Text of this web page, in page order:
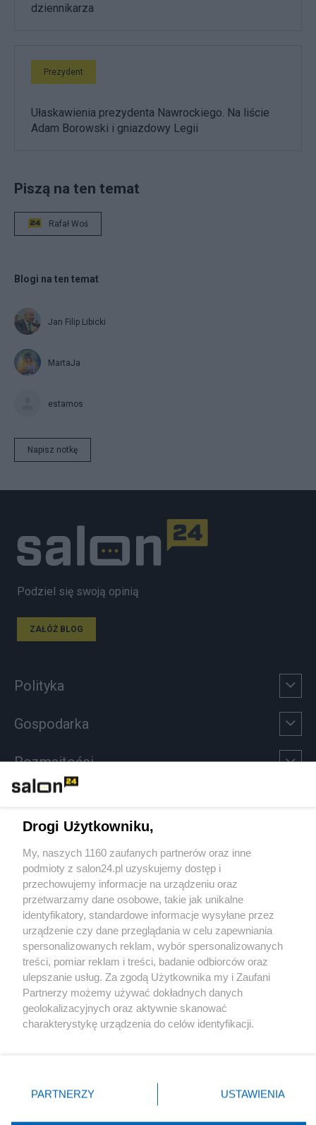
dziennikarza
Prezydent
Ułaskawienia prezydenta Nawrockiego. Na liście
Adam Borowski i gniazdowy Legii
Piszą na ten temat
Rafał Woś
Blogi na ten temat
Jan Filip Libicki
MartaJa
estamos
Napisz notkę
Podziel się swoją opinią
ZAŁÓŻ BLOG
Polityka
Gospodarka
Rozmaitości
Sport
Społeczeństwo
Kultura
X Facebook Instagram Youtube
Drogi Użytkowniku,
My, naszych 1160 zaufanych partnerów oraz inne
podmioty z salon24.pl uzyskujemy dostęp i
przechowujemy informacje na urządzeniu oraz
przetwarzamy dane osobowe, takie jak unikalne
identyfikatory, standardowe informacje wysyłane przez
urządzenie czy dane przeglądania w celu zapewniania
spersonalizowanych reklam, wybór spersonalizowanych
treści, pomiar reklam i treści, badanie odbiorców oraz
ulepszanie usług. Za zgodą Użytkownika my i Zaufani
Partnerzy możemy używać dokładnych danych
geolokalizacyjnych oraz aktywnie skanować
charakterystykę urządzenia do celów identyfikacji.
zmienić/wycofać klikając przycisk ustawień prywatności
znajdujący się w lewym dolnym rogu strony
rodzaje przetwarzania danych nie wymagają zgody
PARTNERZY USTAWIENIA